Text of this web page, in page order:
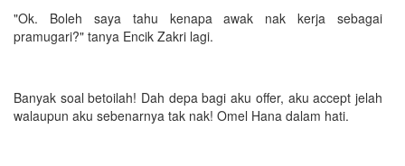
"Ok. Boleh saya tahu kenapa awak nak kerja sebagai
pramugari?" tanya Encik Zakri lagi.
Banyak soal betoilah! Dah depa bagi aku offer, aku accept jelah
walaupun aku sebenarnya tak nak! Omel Hana dalam hati.